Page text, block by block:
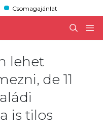
Csomagajánlat
lehet
de 11
is tilos